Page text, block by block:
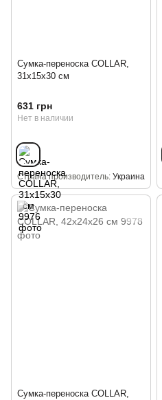
Сумка-переноска COLLAR,
31x15x30 см
631 грн
Нет в наличии
Страна производитель Украина
Сумка-переноска COLLAR,